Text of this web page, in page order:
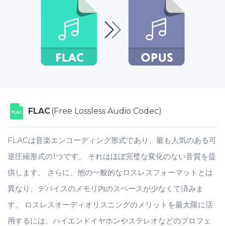
FLAC FLAC(Free Lossless Audio Codec)
FLACは音楽エンコーディング形式であり、最も人気のある可
逆圧縮形式の1つです。 それはほぼ完璧な変化のない音質を提
供します。 さらに、他の一般的なロスレスフォーマットとは
異なり、デバイスのメモリ内のスペースが少なくて済みま
す。 ロスレスオーディオリスニングのメリットを最大限に活
用するには、ハイエンドイヤホンやステレオなどのプロフェ